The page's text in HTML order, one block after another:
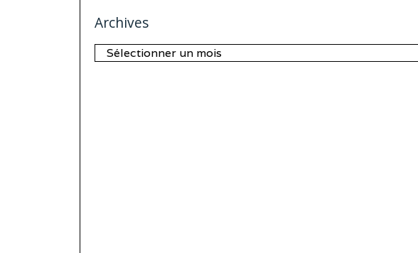
Archives
Archives